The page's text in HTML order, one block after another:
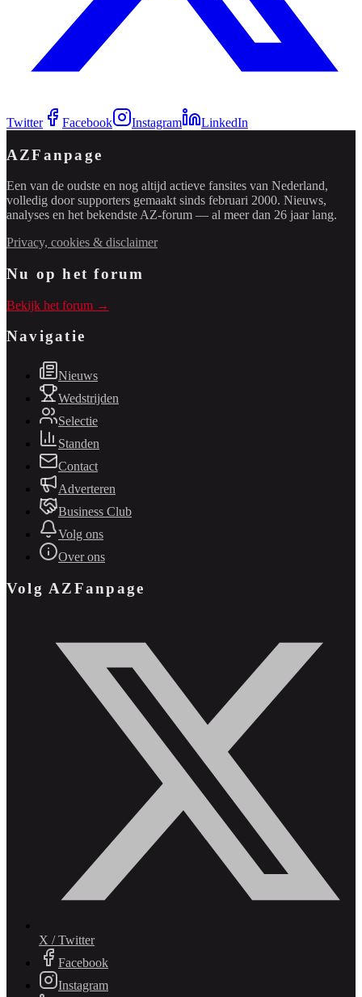
Twitter Facebook Instagram LinkedIn
AZFanpage
Een van de oudste en nog altijd actieve fansites van Nederland,
volledig door supporters gemaakt sinds februari 2000. Nieuws,
analyses en het bekendste AZ-forum — al meer dan 26 jaar lang.
Privacy, cookies & disclaimer
Nu op het forum
Bekijk het forum →
Navigatie
Nieuws
Wedstrijden
Selectie
Standen
Contact
Adverteren
Business Club
Volg ons
Over ons
Volg AZFanpage
X / Twitter
Facebook
Instagram